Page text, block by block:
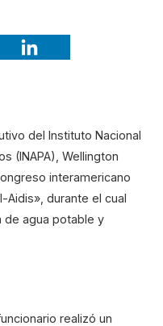
del Instituto Nacional
(INAPA), Wellington
interamericano
Aidis», durante el cual
de agua potable y
realizó un